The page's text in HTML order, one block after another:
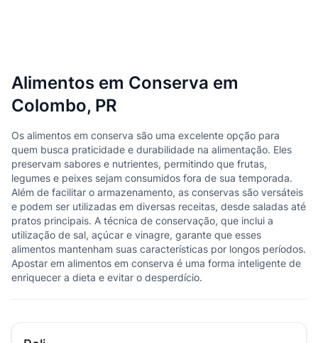
Alimentos em Conserva em
Colombo, PR
Os alimentos em conserva são uma excelente opção para
quem busca praticidade e durabilidade na alimentação. Eles
preservam sabores e nutrientes, permitindo que frutas,
legumes e peixes sejam consumidos fora de sua temporada.
Além de facilitar o armazenamento, as conservas são versáteis
e podem ser utilizadas em diversas receitas, desde saladas até
pratos principais. A técnica de conservação, que inclui a
utilização de sal, açúcar e vinagre, garante que esses
alimentos mantenham suas características por longos períodos.
Apostar em alimentos em conserva é uma forma inteligente de
enriquecer a dieta e evitar o desperdício.